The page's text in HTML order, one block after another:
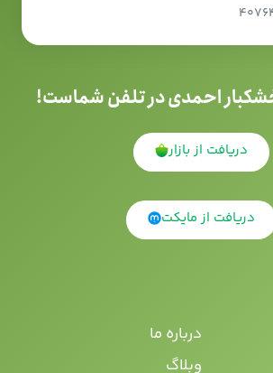
درباره ما
وبلاگ
احمدی در تلفن شماست!
دریافت از بازار
دریافت از مایکت